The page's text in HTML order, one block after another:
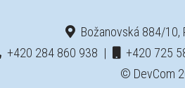
Božanovská 884/10,
+420 284 860 938 | +420 725
© DevCom